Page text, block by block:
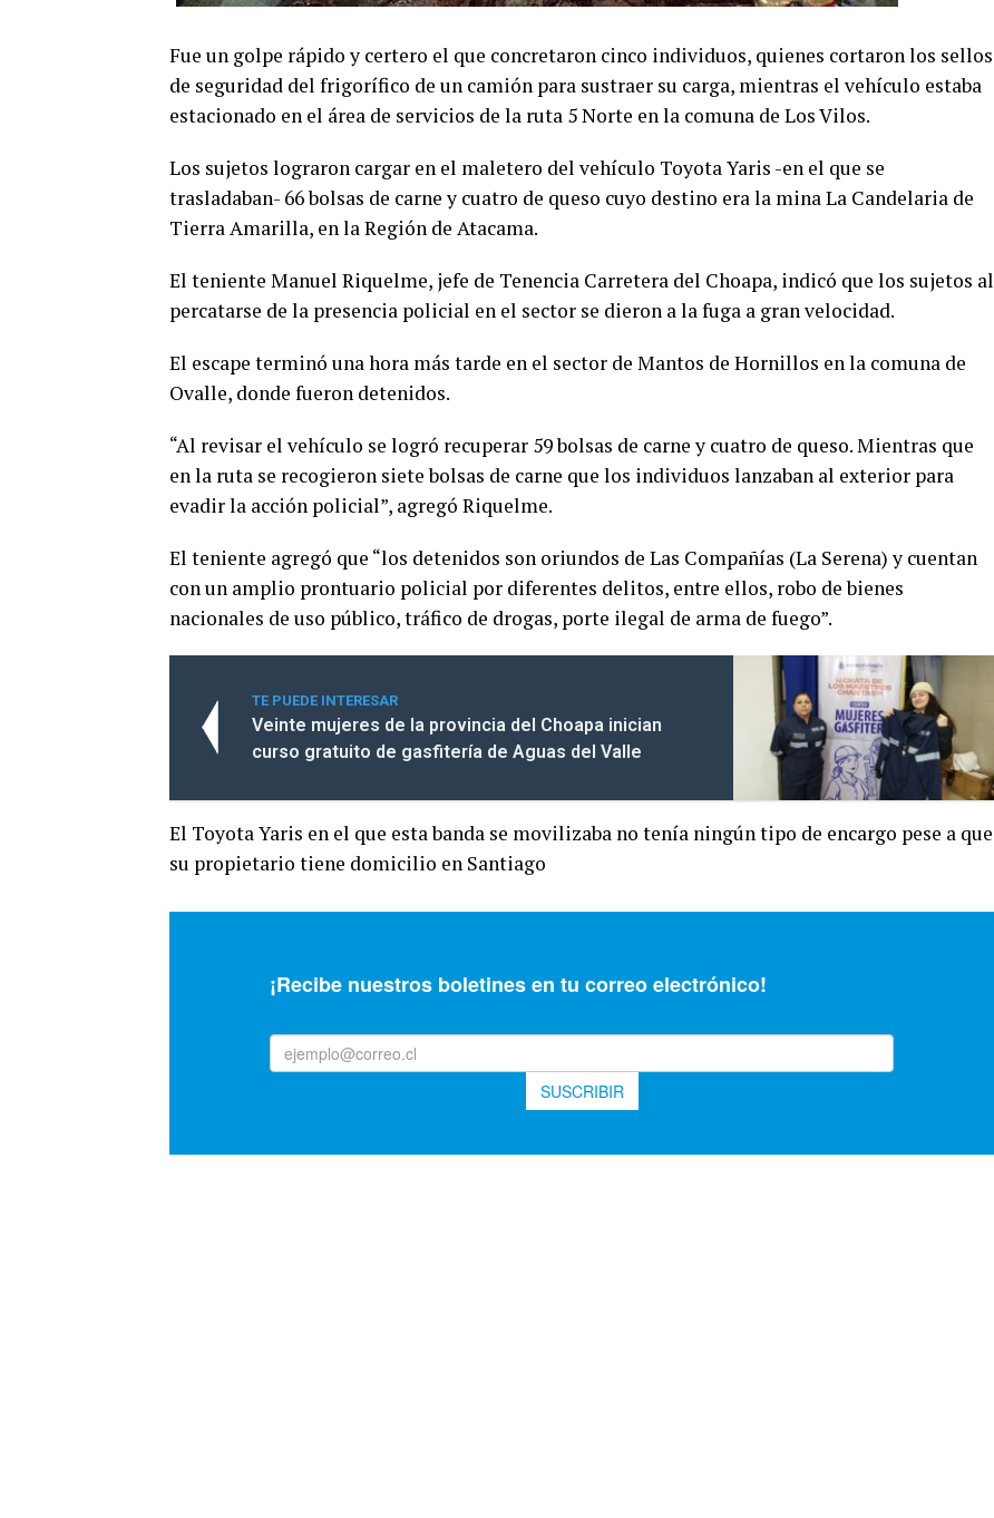
Fue un golpe rápido y certero el que concretaron cinco individuos, quienes cortaron los sellos
de seguridad del frigorífico de un camión para sustraer su carga, mientras el vehículo estaba
estacionado en el área de servicios de la ruta 5 Norte en la comuna de Los Vilos.
Los sujetos lograron cargar en el maletero del vehículo Toyota Yaris -en el que se
trasladaban- 66 bolsas de carne y cuatro de queso cuyo destino era la mina La Candelaria de
Tierra Amarilla, en la Región de Atacama.
El teniente Manuel Riquelme, jefe de Tenencia Carretera del Choapa, indicó que los sujetos al
percatarse de la presencia policial en el sector se dieron a la fuga a gran velocidad.
El escape terminó una hora más tarde en el sector de Mantos de Hornillos en la comuna de
Ovalle, donde fueron detenidos.
“Al revisar el vehículo se logró recuperar 59 bolsas de carne y cuatro de queso. Mientras que
en la ruta se recogieron siete bolsas de carne que los individuos lanzaban al exterior para
evadir la acción policial”, agregó Riquelme.
El teniente agregó que “los detenidos son oriundos de Las Compañías (La Serena) y cuentan
con un amplio prontuario policial por diferentes delitos, entre ellos, robo de bienes
nacionales de uso público, tráfico de drogas, porte ilegal de arma de fuego”.
TE PUEDE INTERESAR
Veinte mujeres de la provincia del Choapa inician
curso gratuito de gasfitería de Aguas del Valle
El Toyota Yaris en el que esta banda se movilizaba no tenía ningún tipo de encargo pese a que
su propietario tiene domicilio en Santiago